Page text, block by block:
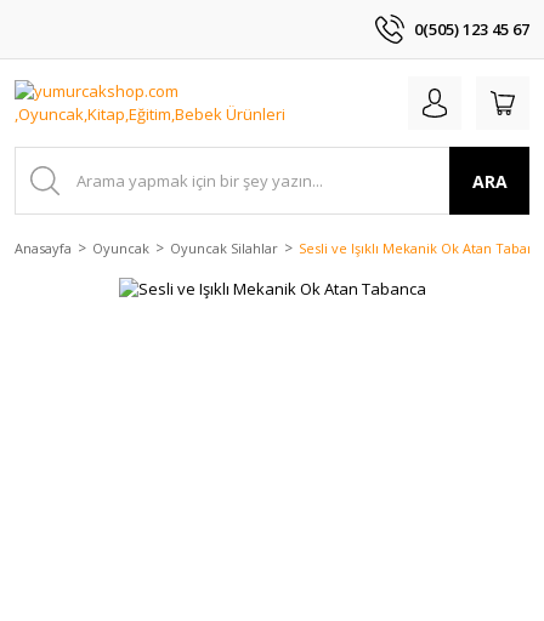
0(505) 123 45 67
ARA
Anasayfa Oyuncak Oyuncak Silahlar Sesli ve Işıklı Mekanik Ok Atan